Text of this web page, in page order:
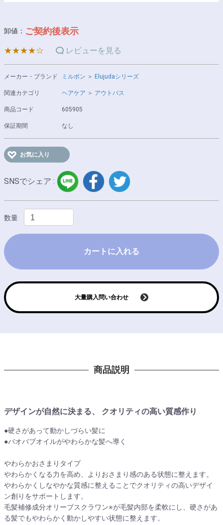
卸値： ご契約後表示
★★★★☆ レビューを見る
メーカー・ブランド ミルボン ＞ Elujudaシリーズ
関連カテゴリ ヘアケア ＞ アウトバス
商品コード 605905
保証期間 なし
お気に入り
SNSでシェア :
LINE facebook
数量
カートに入れる
大量購入問い合わせ
商品説明
デザインが自然に決まる、 クオリティの高い質感作り
●硬さがあって動かしづらい髪に
●バオバブオイルがやわらかな髪へ導く
やわらかおさまりタイプ
やわらかくなる力を高め、よりおさまり感のある状態に整えます。
やわらかくしなやかな質感に整えることでクオリティの高いデザイ
ン創りをサポートします。
毛髪補修成分オリーブスクラワン※が毛髪内部を柔軟にし、硬さがあ
る髪でもやわらかく動かしやすい状態に整えます。